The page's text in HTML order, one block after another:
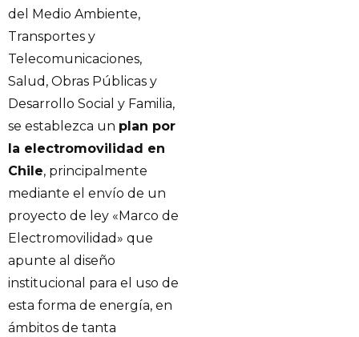
del Medio Ambiente,
Transportes y
Telecomunicaciones,
Salud, Obras Públicas y
Desarrollo Social y Familia,
se establezca un plan por
la electromovilidad en
Chile, principalmente
mediante el envío de un
proyecto de ley «Marco de
Electromovilidad» que
apunte al diseño
institucional para el uso de
esta forma de energía, en
ámbitos de tanta